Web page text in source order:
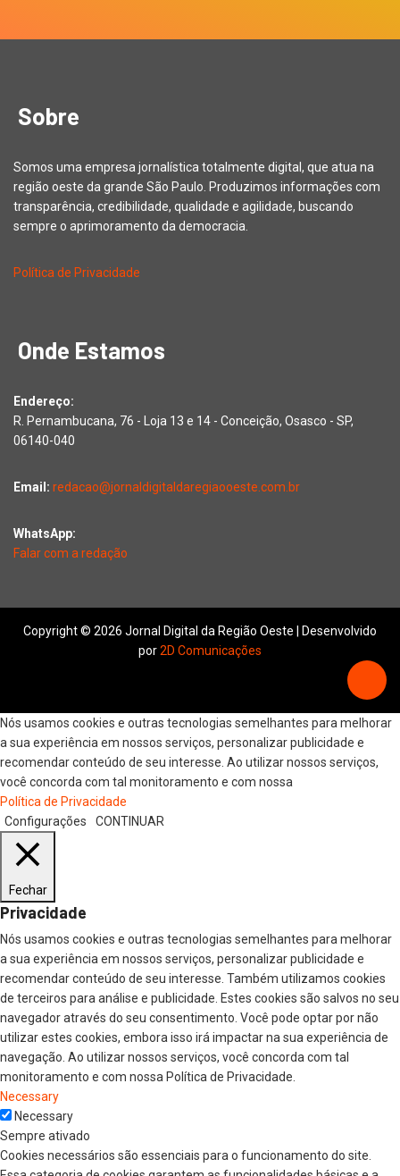
Sobre
Somos uma empresa jornalística totalmente digital, que atua na
região oeste da grande São Paulo. Produzimos informações com
transparência, credibilidade, qualidade e agilidade, buscando
sempre o aprimoramento da democracia.
Política de Privacidade
Onde Estamos
Endereço:
R. Pernambucana, 76 - Loja 13 e 14 - Conceição, Osasco - SP,
06140-040
Email: redacao@jornaldigitaldaregiaooeste.com.br
WhatsApp:
Falar com a redação
Copyright © 2026 Jornal Digital da Região Oeste | Desenvolvido
por2D Comunicações
Nós usamos cookies e outras tecnologias semelhantes para melhorar
a sua experiência em nossos serviços, personalizar publicidade e
recomendar conteúdo de seu interesse. Ao utilizar nossos serviços,
você concorda com tal monitoramento e com nossa
Política de Privacidade
Configurações
CONTINUAR
Fechar
Privacidade
Nós usamos cookies e outras tecnologias semelhantes para melhorar
a sua experiência em nossos serviços, personalizar publicidade e
recomendar conteúdo de seu interesse. Também utilizamos cookies
de terceiros para análise e publicidade. Estes cookies são salvos no seu
navegador através do seu consentimento. Você pode optar por não
utilizar estes cookies, embora isso irá impactar na sua experiência de
navegação. Ao utilizar nossos serviços, você concorda com tal
monitoramento e com nossa Política de Privacidade.
Necessary
Necessary
Sempre ativado
Cookies necessários são essenciais para o funcionamento do site.